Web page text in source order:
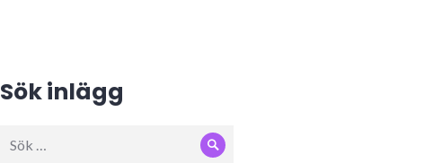
Sök inlägg
efter:
Sök